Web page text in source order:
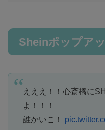
Sheinポップア
えええ！！心斎橋に
よ！！！
誰かいこ！